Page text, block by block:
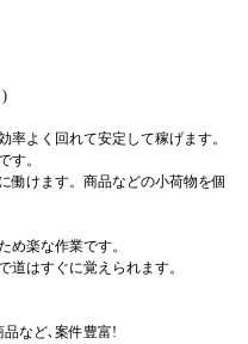
)
率よく回れて安定して稼げます。
す。
働けます。商品などの小荷物を個
め楽な作業です。
道はすぐに覚えられます。
など､案件豊富!